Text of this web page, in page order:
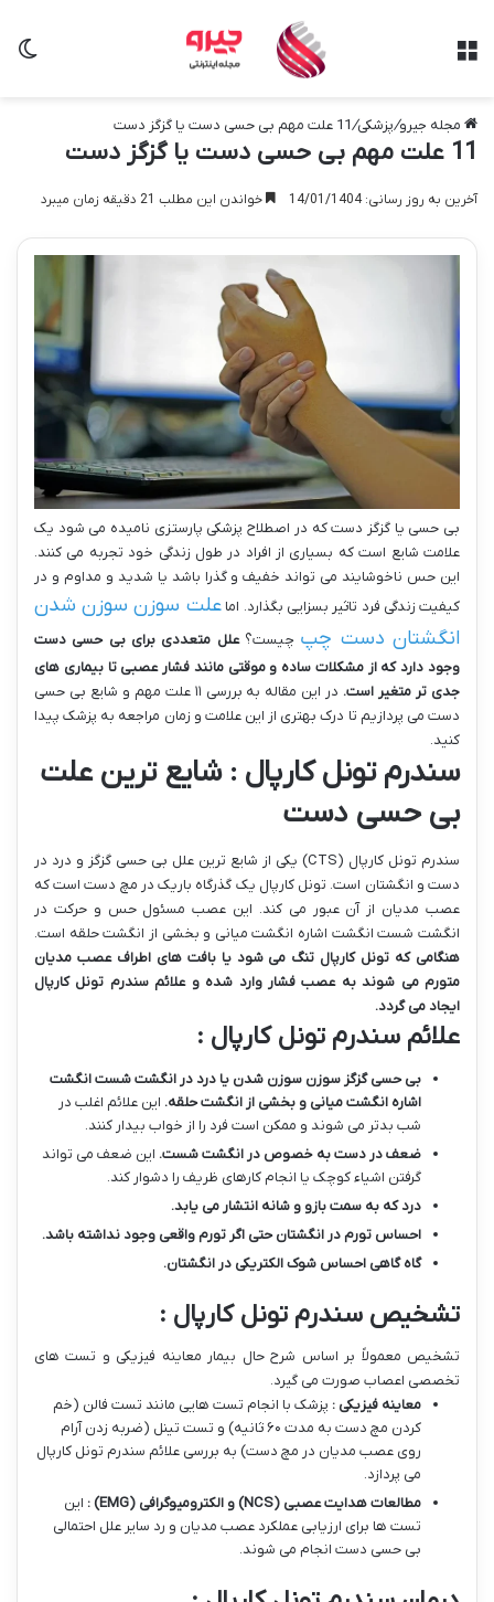
مجله جیرو/پزشکی/11 علت مهم بی حسی دست یا گزگز دست
11 علت مهم بی حسی دست یا گزگز دست
آخرین به روز رسانی: 14/01/1404 خواندن این مطلب 21 دقیقه زمان میبرد
بی حسی یا گزگز دست که در اصطلاح پزشکی پارستزی نامیده می شود یک
علامت شایع است که بسیاری از افراد در طول زندگی خود تجربه می کنند.
این حس ناخوشایند می تواند خفیف و گذرا باشد یا شدید و مداوم و در
کیفیت زندگی فرد تاثیر بسزایی بگذارد. اماعلت سوزن سوزن شدن
انگشتان دست چپ چیست؟علل متعددی برای بی حسی دست
وجود دارد که از مشکلات ساده و موقتی مانند فشار عصبی تا بیماری های
جدی تر متغیر است.
در این مقاله به بررسی ۱۱ علت مهم و شایع بی حسی
دست می پردازیم تا درک بهتری از این علامت و زمان مراجعه به پزشک پیدا
کنید.
سندرم تونل کارپال : شایع ترین علت
بی حسی دست
سندرم تونل کارپال (CTS) یکی از شایع ترین علل بی حسی گزگز و درد در
دست و انگشتان است. تونل کارپال یک گذرگاه باریک در مچ دست است که
عصب مدیان از آن عبور می کند. این عصب مسئول حس و حرکت در
انگشت شست انگشت اشاره انگشت میانی و بخشی از انگشت حلقه است.
هنگامی که تونل کارپال تنگ می شود یا بافت های اطراف عصب مدیان
متورم می شوند به عصب فشار وارد شده و علائم سندرم تونل کارپال
ایجاد می گردد.
علائم سندرم تونل کارپال :
بی حسی گزگز سوزن سوزن شدن یا درد در انگشت شست انگشت
اشاره انگشت میانی و بخشی از انگشت حلقه. این علائم اغلب در
شب بدتر می شوند و ممکن است فرد را از خواب بیدار کنند.
ضعف در دست به خصوص در انگشت شست. این ضعف می تواند
گرفتن اشیاء کوچک یا انجام کارهای ظریف را دشوار کند.
درد که به سمت بازو و شانه انتشار می یابد.
احساس تورم در انگشتان حتی اگر تورم واقعی وجود نداشته باشد.
گاه گاهی احساس شوک الکتریکی در انگشتان.
تشخیص سندرم تونل کارپال :
تشخیص معمولاً بر اساس شرح حال بیمار معاینه فیزیکی و تست های
تخصصی اعصاب صورت می گیرد.
معاینه فیزیکی : پزشک با انجام تست هایی مانند تست فالن (خم
کردن مچ دست به مدت ۶۰ ثانیه) و تست تینل (ضربه زدن آرام
روی عصب مدیان در مچ دست) به بررسی علائم سندرم تونل کارپال
می پردازد.
مطالعات هدایت عصبی (NCS) و الکترومیوگرافی (EMG)
: این
تست ها برای ارزیابی عملکرد عصب مدیان و رد سایر علل احتمالی
بی حسی دست انجام می شوند.